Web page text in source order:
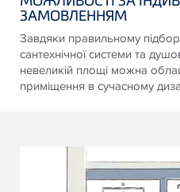
ЗАМОВЛЕННЯМ
Завдяки правильному підбору
сантехнічної системи та
невеликій площі можна
приміщення в сучасному